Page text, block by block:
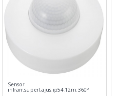
Sensor
infrarr.superf.ajus.ip54.12m.360º